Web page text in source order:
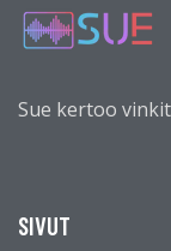
Sue kertoo
SIVUT